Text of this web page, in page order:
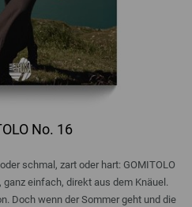
No. 16
schmal, zart oder hart: GOMITOLO
ganz einfach, direkt aus dem Knäuel.
Doch wenn der Sommer geht und die